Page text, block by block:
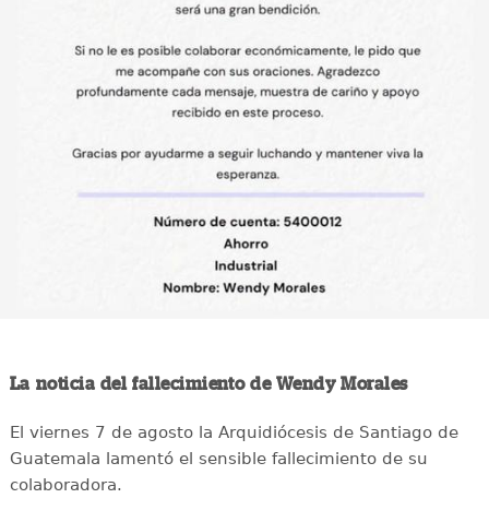
La noticia del fallecimiento de Wendy Morales
El viernes 7 de agosto la Arquidiócesis de Santiago de
Guatemala lamentó el sensible fallecimiento de su
colaboradora.